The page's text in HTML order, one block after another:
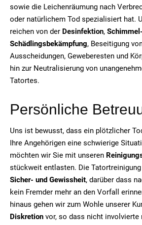
sowie die Leichenräumung nach
oder natürlichem Tod spezialisiert hat.
reichen von der Desinfektion,
Schädlingsbekämpfung, Beseitigung
Ausscheidungen, Geweberesten und
hin zur Neutralisierung von
Tatortes.
Persönliche
Uns ist bewusst, dass ein plötzlicher
Ihre Angehörigen eine schwierige
möchten wir Sie mit unseren
stückweit entlasten. Die
Sicher- und Gewissheit, darüber dass
kein Fremder mehr an den Vorfall
hinaus gehen wir zum Wohle unserer
Diskretion vor, so dass nicht involvierte